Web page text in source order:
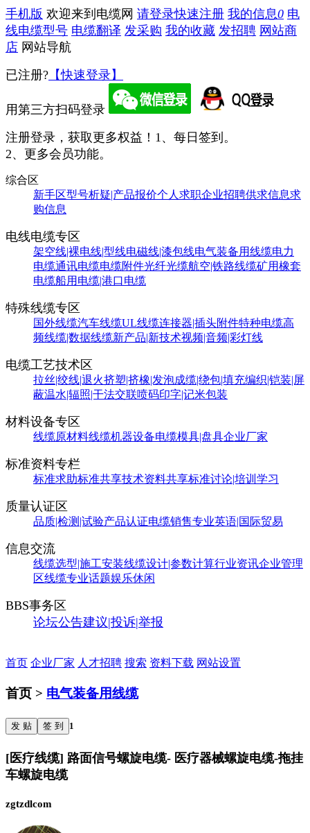
手机版 欢迎来到电缆网 请登录快速注册 我的信息0 电
线电缆型号 电缆翻译 发采购 我的收藏 发招聘 网站商
店 网站导航
已注册? 【快速登录】
用第三方扫码登录
注册登录，获取更多权益！ 1、每日签到。
2、更多会员功能。
综合区
新手区型号析疑|产品报价个人求职企业招聘供求信息求
购信息
电线电缆专区
架空线|裸电线|型线电磁线|漆包线电气装备用线缆电力
电缆通讯电缆电缆附件光纤光缆航空|铁路线缆矿用橡套
电缆船用电缆|港口电缆
特殊线缆专区
国外线缆汽车线缆UL线缆连接器|插头附件特种电缆高
频线缆|数据线缆新产品|新技术视频|音频|彩灯线
电缆工艺技术区
拉丝|绞线|退火挤塑|挤橡|发泡成缆|绕包|填充编织|铠装|屏
蔽温水|辐照|干法交联喷码印字|记米包装
材料设备专区
线缆原材料线缆机器设备电缆模具|盘具企业厂家
标准资料专栏
标准求助标准共享技术资料共享标准讨论|培训学习
质量认证区
品质|检测|试验产品认证电缆销售专业英语|国际贸易
信息交流
线缆选型|施工安装线缆设计|参数计算行业资讯企业管理
区线缆专业话题娱乐休闲
BBS事务区
论坛公告建议|投诉|举报
首页 企业厂家 人才招聘 搜索 资料下载 网站设置
首页 > 电气装备用线缆
发 贴 签 到 1
[医疗线缆] 路面信号螺旋电缆- 医疗器械螺旋电缆-拖挂
车螺旋电缆
zgtzdlcom